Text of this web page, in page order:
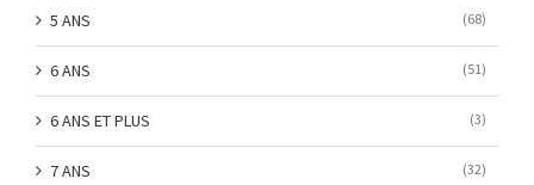
5 ANS (68)
6 ANS (51)
6 ANS ET PLUS (3)
7 ANS (32)